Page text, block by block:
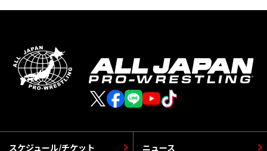
スケジュール/チケット ニュース